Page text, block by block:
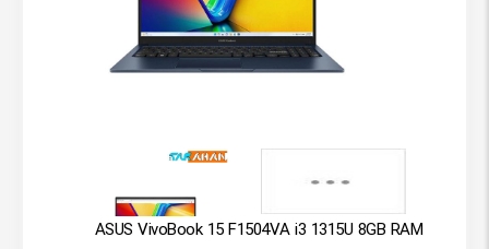
ASUS VivoBook 15 F1504VA i3 1315U 8GB RAM